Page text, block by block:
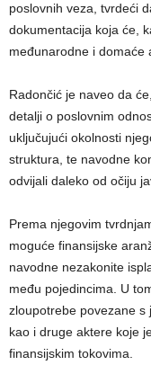
poslovnih veza, tvrdeći
dokumentacija koja će,
međunarodne i domaće
Radončić je naveo da
detalji o poslovnim
uključujući okolnosti
struktura, te navodne
odvijali daleko od očiju
Prema njegovim
moguće finansijske
navodne nezakonite
među pojedincima. U
zloupotrebe povezane s
kao i druge aktere koje
finansijskim tokovima.